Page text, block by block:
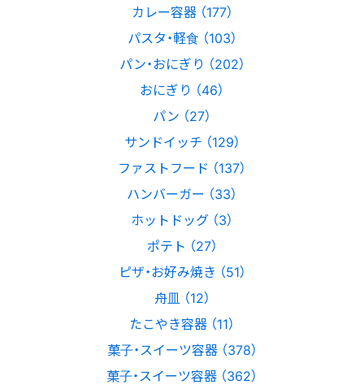
カレー容器 （177）
パスタ・軽食 （103）
パン・おにぎり （202）
おにぎり （46）
パン （27）
サンドイッチ （129）
ファストフード （137）
ハンバーガー （33）
ホットドッグ （3）
ポテト （27）
ピザ・お好み焼き （51）
舟皿 （12）
たこやき容器 （11）
菓子・スイーツ容器 （378）
菓子・スイーツ容器 （362）